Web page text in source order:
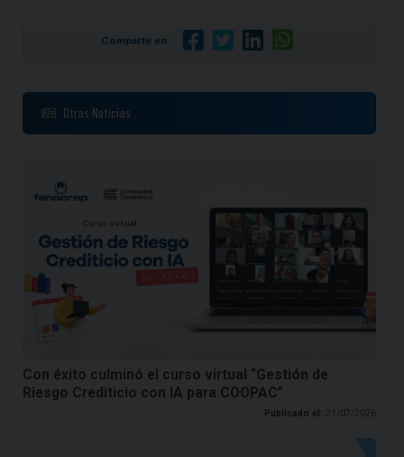
Comparte en:
Otras Noticias
Con éxito culminó el curso virtual “Gestión de
Riesgo Crediticio con IA para COOPAC”
Publicado el: 21/07/2026